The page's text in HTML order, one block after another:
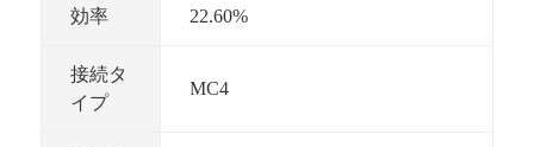
効率 22.60%
接続タ
イプ
MC4